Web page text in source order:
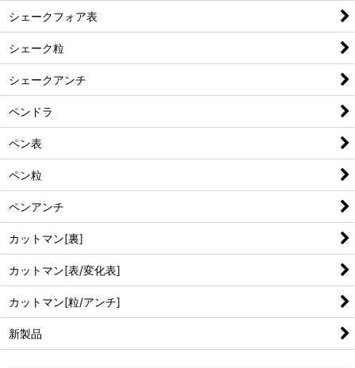
シェークフォア表
シェーク粒
シェークアンチ
ペンドラ
ペン表
ペン粒
ペンアンチ
カットマン[裏]
カットマン[表/変化表]
カットマン[粒/アンチ]
新製品